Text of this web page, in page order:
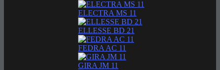
ELECTRA MS 11
ELLESSE BD 21
FEDRA AC 11
GIRA JM 11